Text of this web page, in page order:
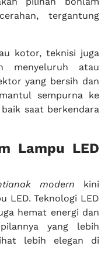
tergantung
kotor, teknisi juga
menyeluruh atau
yang bersih dan
sempurna ke
saat berkendara
Lampu LED
modern kini
LED. Teknologi LED
hemat energi dan
yang lebih
lebih elegan di